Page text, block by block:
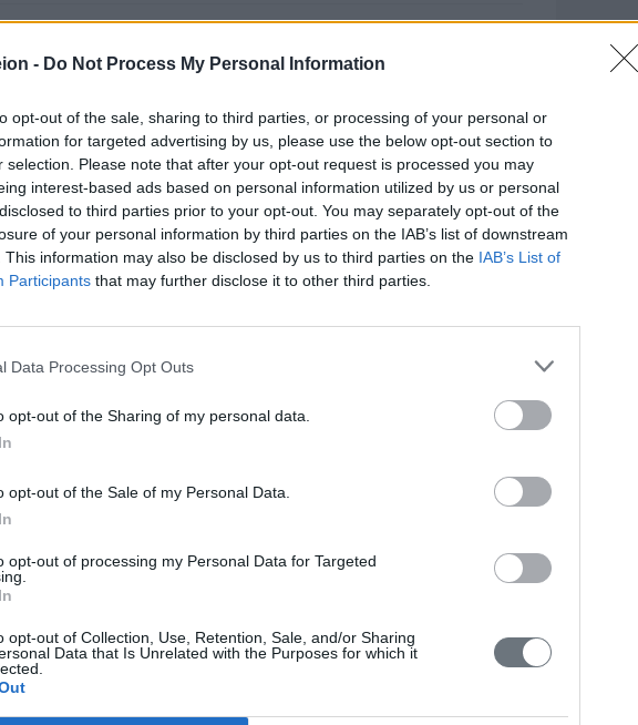
- Do Not Process My Personal Information
opt-out of the sale, sharing to third parties, or processing of your personal or
for targeted advertising by us, please use the below opt-out section to
selection. Please note that after your opt-out request is processed you may
interest-based ads based on personal information utilized by us or personal
to third parties prior to your opt-out. You may separately opt-out of the
of your personal information by third parties on the IAB’s list of downstream
This information may also be disclosed by us to third parties on the IAB’s List of
Participants that may further disclose it to other third parties.
Data Processing Opt Outs
opt-out of the Sharing of my personal data.
opt-out of the Sale of my Personal Data.
opt-out of processing my Personal Data for Targeted
opt-out of Collection, Use, Retention, Sale, and/or Sharing
Data that Is Unrelated with the Purposes for which it
Αφρικανικού
Μανιατάκης επανεξελέγη στη
Επιμελητηρίου, στη Γενική
Δεκεμβρίου 2014, η οποία
με πρόεδρο τον Σωτήρη
Ο.Η.Ε.
στο Νέο Διοικητικό
της 10 ης Μαΐου
Μανιατάκης του
Ελένη, σύζυγος Δημητρίου-
ισόβιο μέλος Μητροπολίτης
μέλος Δημήτριος
μέλος Άγγελος Κυριόπουλος του Γεωργίου,
στην Ευρωζώνη»
Nanyang Business School της